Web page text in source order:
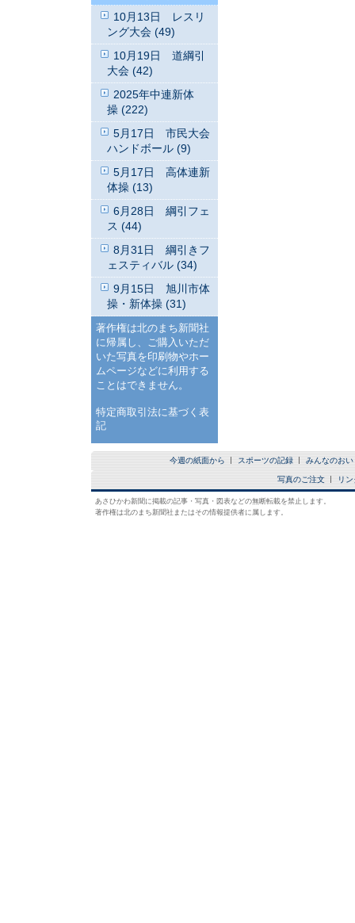
10月13日 レスリ
ング大会 (49)
10月19日 道綱引
大会 (42)
2025年中連新体
操 (222)
5月17日 市民大会
ハンドボール (9)
5月17日 高体連新
体操 (13)
6月28日 綱引フェ
ス (44)
8月31日 綱引きフ
ェスティバル (34)
9月15日 旭川市体
操・新体操 (31)
著作権は北のまち新聞社
に帰属し、ご購入いただ
いた写真を印刷物やホー
ムページなどに利用する
ことはできません。
特定商取引法に基づく表
記
今週の紙面から スポーツの記録 みんなのおい
写真のご注文 リン
あさひかわ新聞に掲載の記事・写真・図表などの無断転載を禁止します。
著作権は北のまち新聞社またはその情報提供者に属します。